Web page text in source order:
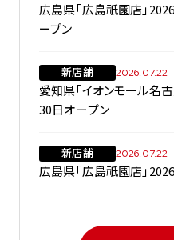
広島県「広島祇園店」
ープン
新店舗 2026.07.22
愛知県「イオンモール名
30日オープン
新店舗 2026.07.22
広島県「広島祇園店」